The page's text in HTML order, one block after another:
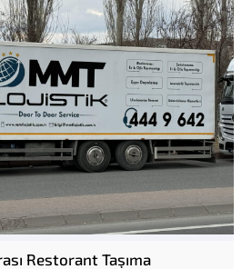
Restorant Taşıma